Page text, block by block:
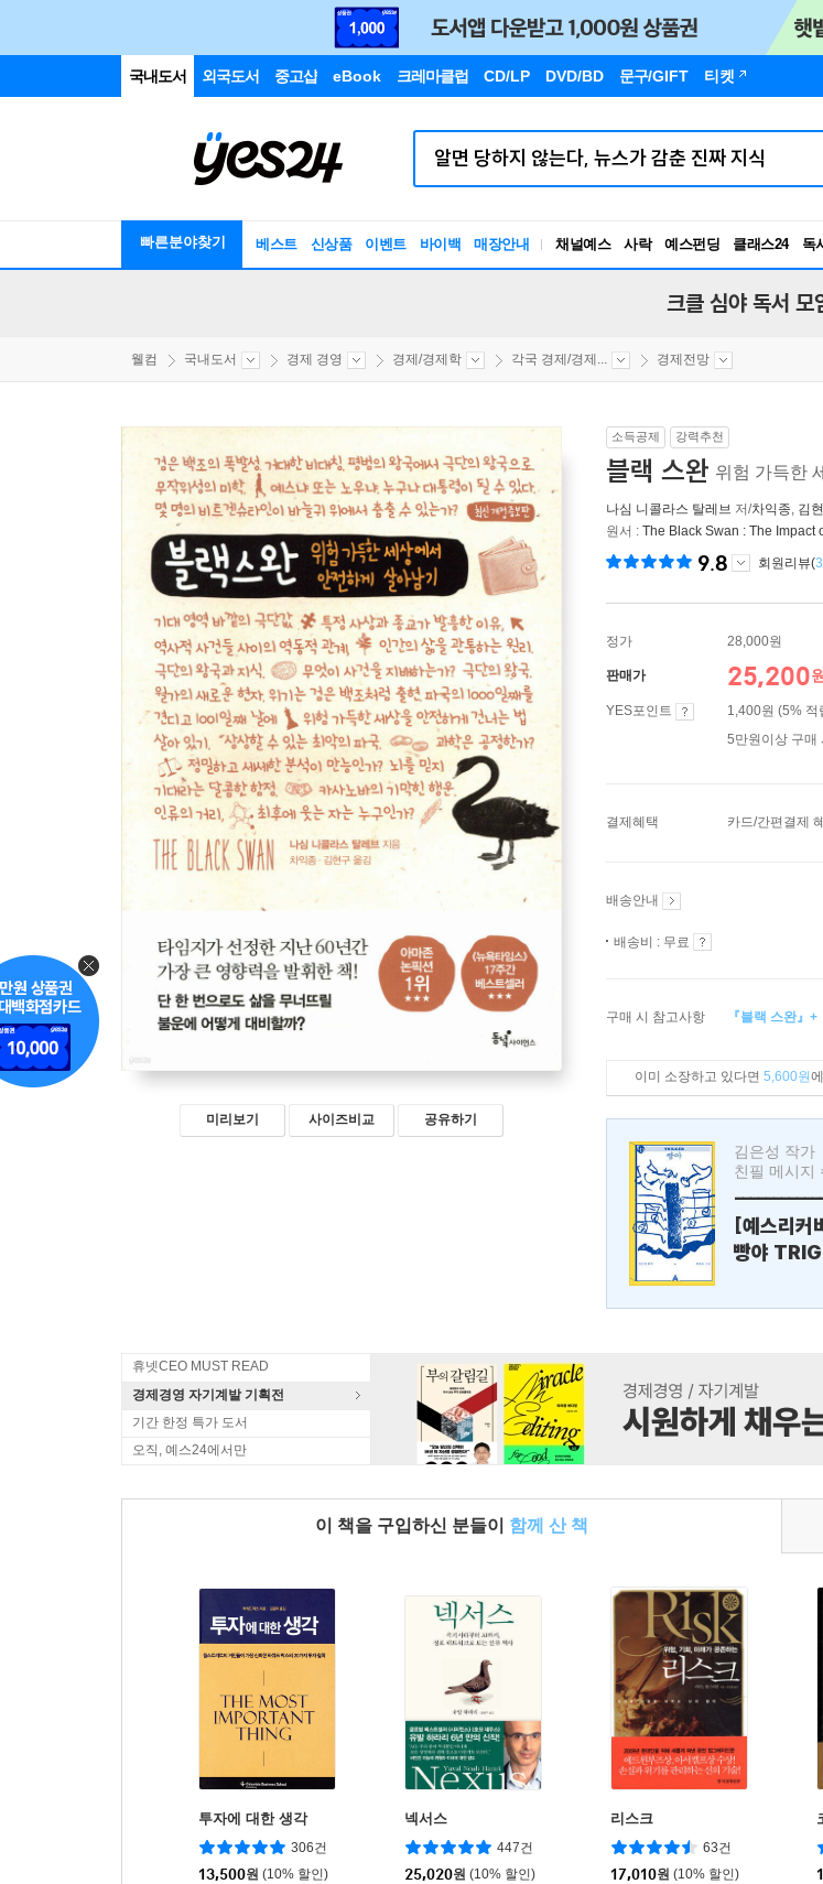
국내도서 외국도서 중고샵 eBook 크레마클럽 CD/LP DVD/BD 문구/GIFT 티켓
빠른분야찾기 베스트 신상품 이벤트 바이백 매장안내 채널예스 사락 예스펀딩 클래스24
독
크클 심야 독서 모
웰컴 국내도서 경제 경영 경제/경제학 각국 경제/경제... 경제전망
미리보기 사이즈비교 공유하기
소득공제 강력추천
블랙 스완 위험 가득한
나심 니콜라스 탈레브 저/차익종, 김
원서 : The Black Swan : The Impact
9.8 회원리뷰(
정가 28,000원
판매가 25,200원
YES포인트
1,400원 (5% 적
5만원이상 구매
결제혜택 카드/간편결제
배송안내
배송비 : 무료
구매 시 참고사항 『블랙 스완』
이미 소장하고 있다면 5,600원
김은성 작가
친필 메시지
[예스리커
빵야
휴넷CEO MUST READ
경제경영 자기계발 기획전
기간 한정 특가 도서
오직, 예스24에서만
이 책을 구입하신 분들이 함께 산 책
투자에 대한 생각
306건
13,500원 (10% 할인)
넥서스
447건
25,020원 (10% 할인)
리스크
63건
17,010원 (10% 할인)